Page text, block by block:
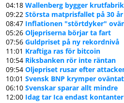
04:18 Wallenberg bygger krutfabrik
09:22 Största matprisfallet på 30 år
08:47 Inflationen "störtdyker"
05:26 Oljepriserna börjar ta fart
07:56 Guldpriset på ny rekordnivå
11:01 Kraftiga ras för bitcoin
10:54 Riksbanken rör inte räntan
09:54 Oljepriset rusar efter
10:01 Svensk BNP krymper oväntat
06:10 Svenskar sparar allt mindre
12:00 Idag tar Ica endast kontanter